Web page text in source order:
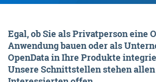
Egal, ob Sie als Privatperson eine
Anwendung bauen oder als
OpenData in Ihre Produkte
Unsere Schnittstellen stehen allen